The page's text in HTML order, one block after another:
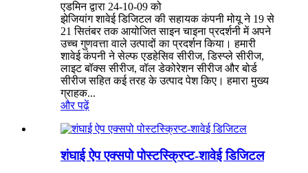
एडमिन द्वारा 24-10-09 को
झेजियांग शावेई डिजिटल की सहायक कंपनी मोयू ने 19 से
21 सितंबर तक आयोजित साइन चाइना प्रदर्शनी में अपने
उच्च गुणवत्ता वाले उत्पादों का प्रदर्शन किया। हमारी
शावेई कंपनी ने सेल्फ एडहेसिव सीरीज, डिस्प्ले सीरीज,
लाइट बॉक्स सीरीज, वॉल डेकोरेशन सीरीज और बोर्ड
सीरीज सहित कई तरह के उत्पाद पेश किए। हमारा मुख्य
ग्राहक...
और पढ़ें
शंघाई ऐप एक्सपो पोस्टस्क्रिप्ट-शावेई डिजिटल